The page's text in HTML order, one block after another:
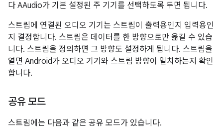
다 AAudio가 기본 설정된 주 기기를 선택하도록 두면 됩니다.
스트림에 연결된 오디오 기기는 스트림이 출력용인지 입력용인
지 결정합니다. 스트림은 데이터를 한 방향으로만 옮길 수 있습
니다. 스트림을 정의하면 그 방향도 설정하게 됩니다. 스트림을
열면 Android가 오디오 기기와 스트림 방향이 일치하는지 확인
합니다.
공유 모드
스트림에는 다음과 같은 공유 모드가 있습니다.